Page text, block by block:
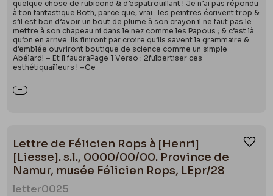
quelque chose de rubicond & d’espatrouillant ! Je n’ai pas répondu
à ton fantastique Both, parce que, vrai : les peintres écrivent trop &
s’il est bon d’avoir un bout de plume à son crayon il ne faut pas le
mettre à son chapeau ni dans le nez comme les Papous ; & c’est là
qu’on en arrive. Ils finiront par croire qu’ils savent la grammaire &
d’emblée ouvriront boutique de science comme un simple
Abélard! – Et il faudraPage 1 Verso : 2fulbertiser ces
esthétiquailleurs ! –Ce
Lettre de Félicien Rops à [Henri]
[Liesse]. s.l., 0000/00/00. Province de
Namur, musée Félicien Rops, LEpr/28
letter0025